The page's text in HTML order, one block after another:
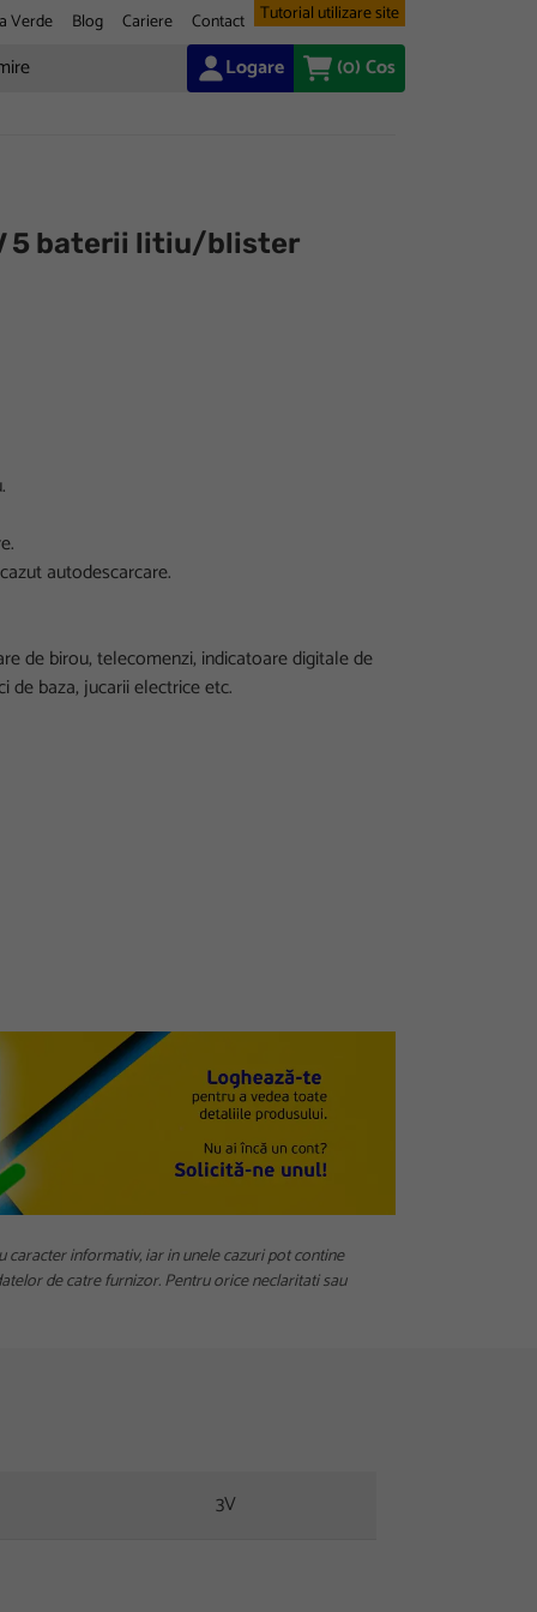
Verde Blog Cariere Contact Tutorial utilizare site
Logare (0)Cos
5 baterii litiu/blister
autodescarcare.
de birou, telecomenzi, indicatoare digitale de
de baza, jucarii electrice etc.
caracter informativ, iar in unele cazuri pot contine
de catre furnizor. Pentru orice neclaritati sau
3V